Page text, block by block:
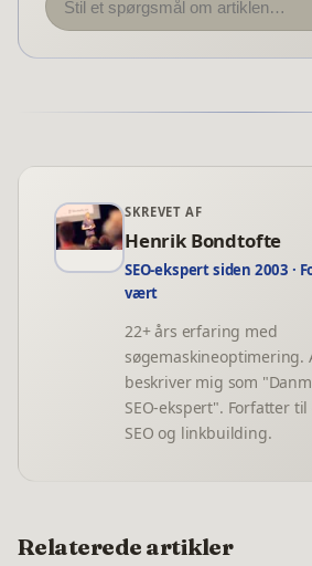
SKREVET AF
Henrik Bondtofte
SEO-ekspert siden 2003 ·
vært
22+ års erfaring med
søgemaskineoptimering.
beskriver mig som
SEO-ekspert". Forfatter
SEO og linkbuilding.
Relaterede artikler